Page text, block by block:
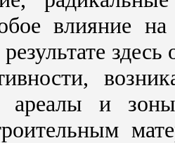
влияние
ареалы и